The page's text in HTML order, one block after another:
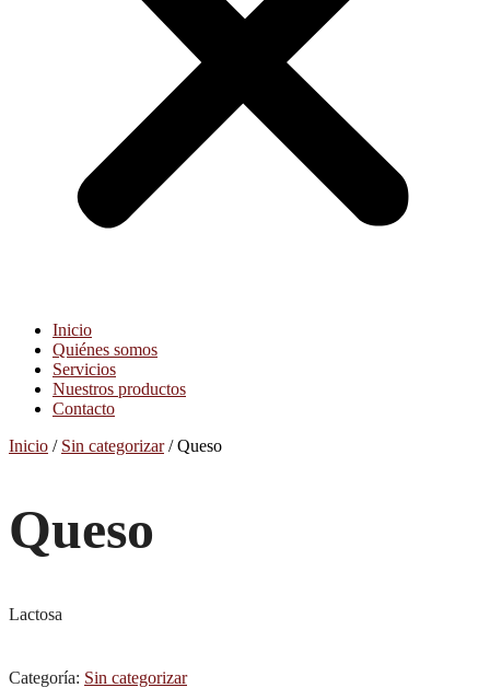
Inicio
Quiénes somos
Servicios
Nuestros productos
Contacto
Inicio / Sin categorizar/ Queso
Queso
Lactosa
Categoría: Sin categorizar